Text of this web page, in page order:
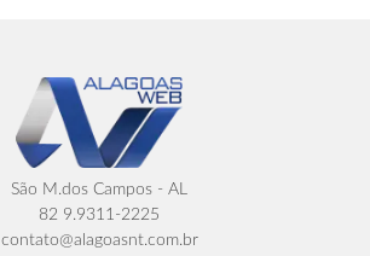
São M.dos Campos - AL
82 9.9311-2225
contato@alagoasnt.com.br